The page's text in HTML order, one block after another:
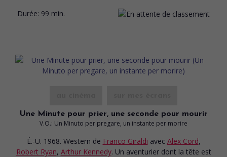
Durée: 99 min.
Une Minute pour prier, une seconde pour mourir
V.O.: Un Minuto per pregare, un instante per morire
É.-U. 1968. Western de Franco Giraldi avec Alex Cord,
Robert Ryan, Arthur Kennedy. Un aventurier dont la tête est